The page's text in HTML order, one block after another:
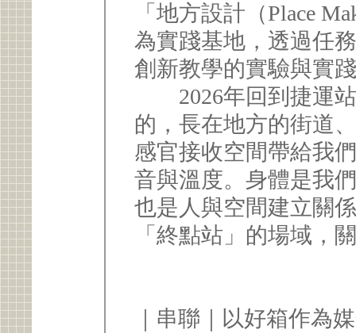
「地方設計（Place
為實踐基地，透過任
創新教學的實驗與實
2026年回到捷運站
的，長在地方的街道
感官接收空間帶給我
音與溫度。身體是我
也是人與空間建立關
「終點站」的場域，
｜串聯｜以好箱作為